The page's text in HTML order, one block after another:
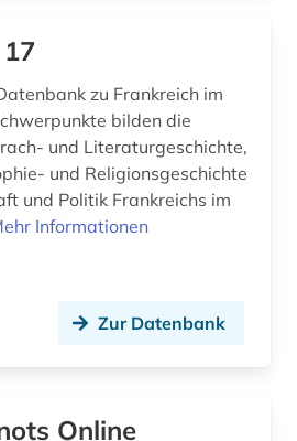
medizinische versorgung (1)
zu Frankreich im
bilden die
und Literaturgeschichte,
und Religionsgeschichte
und Politik Frankreichs im
Informationen
Zur Datenbank
Online